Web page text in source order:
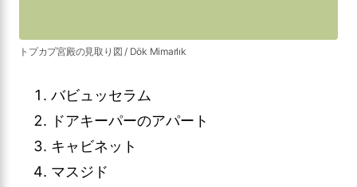
トプカプ宮殿の見取り図 / Dök Mimarlık
バビュッセラム
ドアキーパーのアパート
キャビネット
マスジド